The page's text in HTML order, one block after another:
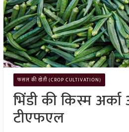
फसल की खेती (CROP CULTIVATION)
भिंडी की किस्म अर्का
टीएफएल